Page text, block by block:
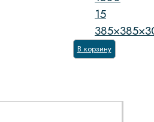
15
В корзину